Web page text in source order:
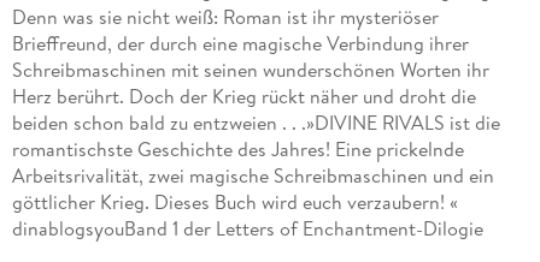
Denn was sie nicht weiß: Roman ist ihr mysteriöser
Brieffreund, der durch eine magische Verbindung ihrer
Schreibmaschinen mit seinen wunderschönen Worten ihr
Herz berührt. Doch der Krieg rückt näher und droht die
beiden schon bald zu entzweien . . .»DIVINE RIVALS ist die
romantischste Geschichte des Jahres! Eine prickelnde
Arbeitsrivalität, zwei magische Schreibmaschinen und ein
göttlicher Krieg. Dieses Buch wird euch verzaubern! «
dinablogsyouBand 1 der Letters of Enchantment-Dilogie